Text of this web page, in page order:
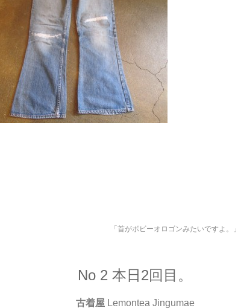
「首がボビーオロゴンみたいですよ。」
No 2 本日2回目。
古着屋 Lemontea Jingumae